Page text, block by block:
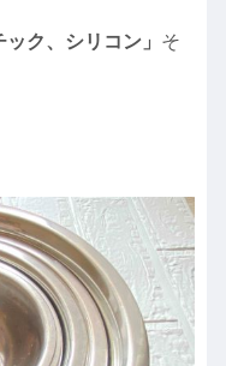
ク、シリコン」 そ